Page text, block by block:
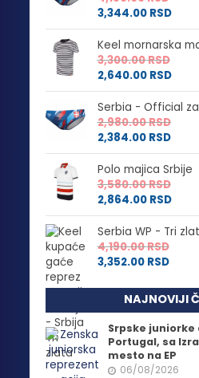
3,344.00 RSD
Keel mornarska
3,300.00RSD
2,640.00 RSD
Serbia - Official
2,980.00RSD
2,384.00 RSD
Polo majica Srbije
3,580.00RSD
2,864.00 RSD
Serbia WP - Tri
4,190.00RSD
3,352.00 RSD
NAJNOVIJI
Srpske
Portugal, sa
mesto na EP
06/08/2026